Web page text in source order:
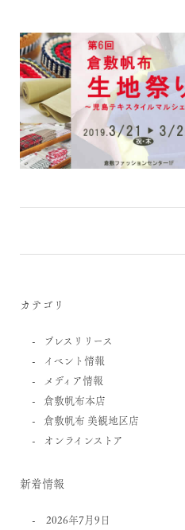
カテゴリ
プレスリリース
イベント情報
メディア情報
倉敷帆布本店
倉敷帆布 美観地区店
オンラインストア
新着情報
2026年7月9日